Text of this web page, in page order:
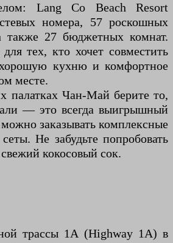
Lang Co Beach Resort
номера, 57 роскошных
27 бюджетных комнат.
тех, кто хочет совместить
кухню и комфортное
месте.
палатках Чан-Май берите то,
— это всегда выигрышный
заказывать комплексные
Не забудьте попробовать
кокосовый сок.
трассы 1А (Highway 1A) в